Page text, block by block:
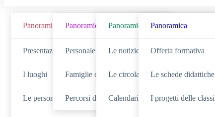
Panoramica
Presentazione
I luoghi
Le persone
Panoramica
Personale scolastico
Famiglie e studenti
Percorsi di studio
Panoramica
Le notizie
Le circolari
Calendario eventi
Panoramica
Offerta formativa
Le schede didattiche
I progetti delle classi
Cerca